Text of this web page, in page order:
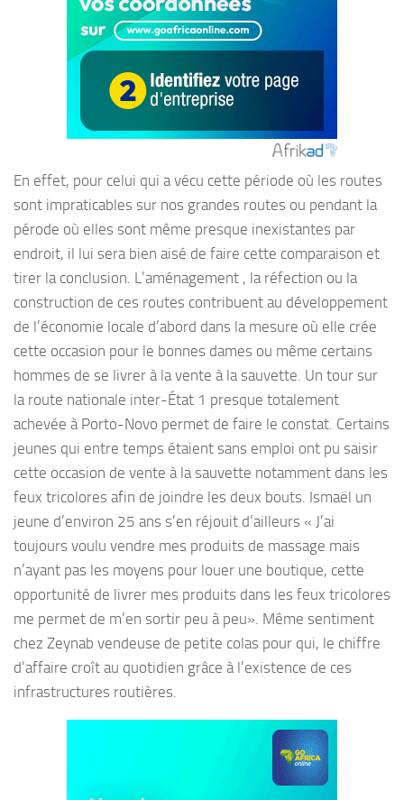
En effet, pour celui qui a vécu cette période où les routes
sont impraticables sur nos grandes routes ou pendant la
pérode où elles sont même presque inexistantes par
endroit, il lui sera bien aisé de faire cette comparaison et
tirer la conclusion. L’aménagement , la réfection ou la
construction de ces routes contribuent au développement
de l’économie locale d’abord dans la mesure où elle crée
cette occasion pour le bonnes dames ou même certains
hommes de se livrer à la vente à la sauvette. Un tour sur
la route nationale inter-État 1 presque totalement
achevée à Porto-Novo permet de faire le constat. Certains
jeunes qui entre temps étaient sans emploi ont pu saisir
cette occasion de vente à la sauvette notamment dans les
feux tricolores afin de joindre les deux bouts. Ismaël un
jeune d’environ 25 ans s’en réjouit d’ailleurs « J’ai
toujours voulu vendre mes produits de massage mais
n’ayant pas les moyens pour louer une boutique, cette
opportunité de livrer mes produits dans les feux tricolores
me permet de m’en sortir peu à peu». Même sentiment
chez Zeynab vendeuse de petite colas pour qui, le chiffre
d’affaire croît au quotidien grâce à l’existence de ces
infrastructures routières.